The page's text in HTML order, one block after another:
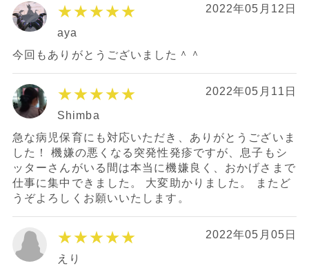
★★★★★ 2022年05月12日
aya
今回もありがとうございました＾＾
★★★★★ 2022年05月11日
Shimba
急な病児保育にも対応いただき、ありがとうございま
した！ 機嫌の悪くなる突発性発疹ですが、息子もシ
ッターさんがいる間は本当に機嫌良く、おかげさまで
仕事に集中できました。 大変助かりました。 またど
うぞよろしくお願いいたします。
★★★★★ 2022年05月05日
えり